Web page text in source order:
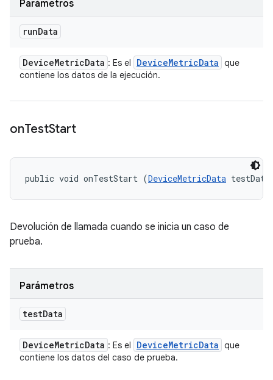
Parámetros
runData
DeviceMetricData : Es el DeviceMetricData que
contiene los datos de la ejecución.
onTestStart
public void onTestStart (DeviceMetricData
Devolución de llamada cuando se inicia un caso de
prueba.
Parámetros
testData
DeviceMetricData : Es el DeviceMetricData que
contiene los datos del caso de prueba.